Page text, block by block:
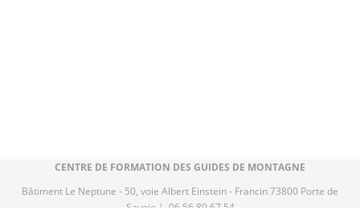
CENTRE DE FORMATION DES GUIDES DE MONTAGNE
Bâtiment Le Neptune - 50, voie Albert Einstein - Francin 73800 Porte de
Savoie | 06 56 89 67 54